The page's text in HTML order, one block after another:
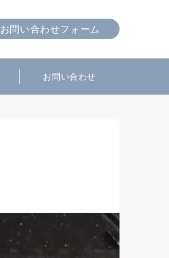
お問い合わせフォーム
お問い合わせ